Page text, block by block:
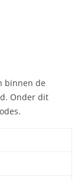
binnen de
Onder dit